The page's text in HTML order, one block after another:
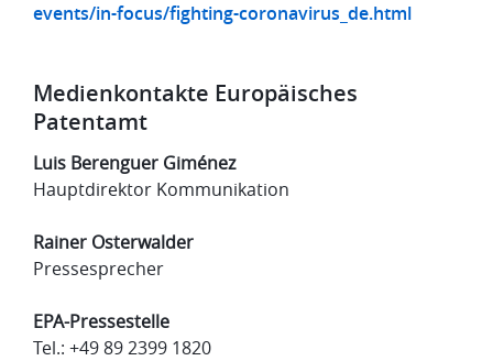
events/in-focus/fighting-coronavirus_de.html
Medienkontakte Europäisches
Patentamt
Luis Berenguer Giménez
Hauptdirektor Kommunikation
Rainer Osterwalder
Pressesprecher
EPA-Pressestelle
Tel.: +49 89 2399 1820